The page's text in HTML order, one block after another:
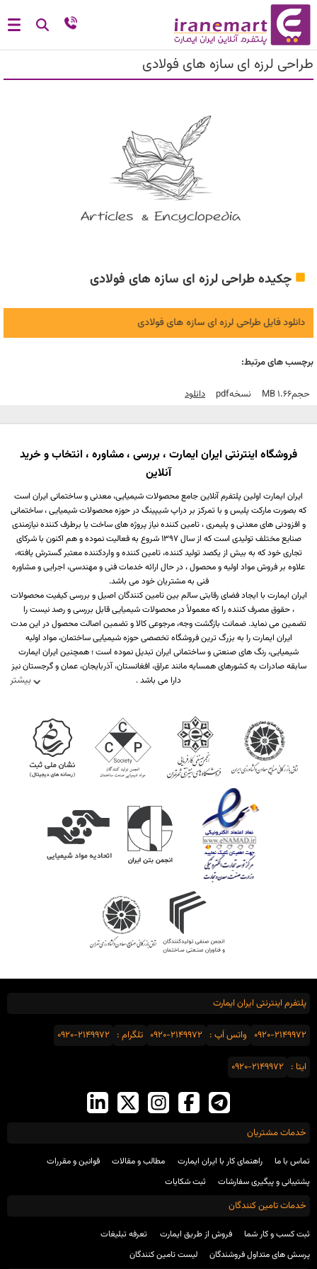
طراحی لرزه ای سازه های فولادی
چکیده طراحی لرزه ای سازه های فولادی
دانلود فایل طراحی لرزه ای سازه های فولادی
برچسب های مرتبط:
حجم1.66 MB نسخهPdf دانلود
فروشگاه اینترنتی ایران ایمارت ، بررسی ، مشاوره ، انتخاب و خرید
آنلاین
بیشتر
ایران ایمارت اولین پلتفرم آنلاین جامع محصولات شیمیایی، معدنی و ساختمانی ایران است
که بصورت مارکت پلیس و با تمرکز بر دراپ شیپینگ در حوزه محصولات شیمیایی ، ساختمانی
و افزودنی های معدنی و پلیمری ، تامین کننده نیاز پروژه های ساخت یا برطرف کننده نیازمندی
صنایع مختلف تولیدی است که از سال 1397 شروع به فعالیت نموده و هم اکنون با شرکای
تجاری خود که به بیش از یکصد تولید کننده، تامین کننده و واردکننده معتبر گسترش یافته،
علاوه بر فروش مواد اولیه و محصول ، در حال ارائه خدمات فنی و مهندسی، اجرایی و مشاوره
فنی به مشتریان خود می باشد.
ایران ایمارت با ایجاد فضای رقابتی سالم بین تامین کنندگان اصیل و بررسی کیفیت محصولات
، حقوق مصرف کننده را که معمولاً در محصولات شیمیایی قابل بررسی و رصد نیست را
تضمین می نماید. ضمانت بازگشت وجه، مرجوعی کالا و تضمین اصالت محصول در این مدت
ایران ایمارت را به بزرگ ترین فروشگاه تخصصی حوزه شیمیایی ساختمان، مواد اولیه
شیمیایی، رنگ های صنعتی و ساختمانی ایران تبدیل نموده است ؛ همچنین ایران ایمارت
سابقه صادرات به کشورهای همسایه مانند عراق، افغانستان، آذربایجان، عمان و گرجستان نیز
دارا می باشد .
پلتفرم اینترنتی ایران ایمارت
0920-2149972 واتس اَپ : 0920-2149972 تلگرام : 0920-2149972
ایتا : 0920-2149972
خدمات مشتریان
تماس با ما راهنمای کار با ایران ایمارت مطالب و مقالات
قوانین و مقررات
پشتیبانی و پیگیری سفارشات
ثبت شکایات
خدمات تامین کنندگان
ثبت کسب و کار شما فروش از طریق ایمارت
تعرفه تبلیغات
پرسش های متداول فروشندگان
لیست تامین کنندگان